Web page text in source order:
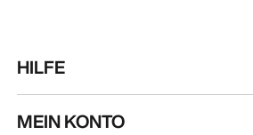
HILFE
MEIN KONTO